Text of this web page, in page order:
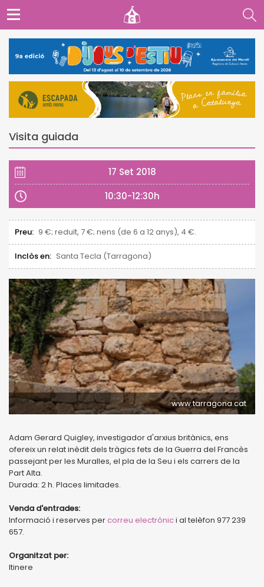
Visita guiada
17 Set 2018
10:30-12:30h
Preu: 9 €; reduït, 7 €; nens (de 6 a 12 anys), 4 €.
Inclòs en: Santa Tecla (Tarragona)
www.tarragona.cat
Adam Gerard Quigley, investigador d'arxius britànics, ens
ofereix un relat inèdit dels tràgics fets de la Guerra del Francès
passejant per les Muralles, el pla de la Seu i els carrers de la
Part Alta.
Durada: 2 h. Places limitades.
Venda d'entrades:
Informació i reserves percorreu electrònici al telèfon 977 239
657.
Organitzat per:
Itinere